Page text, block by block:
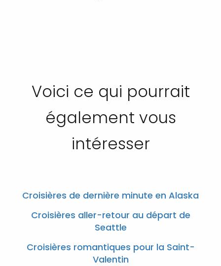
Voici ce qui pourrait
également vous
intéresser
Croisières de dernière minute en Alaska
Croisières aller-retour au départ de
Seattle
Croisières romantiques pour la Saint-
Valentin